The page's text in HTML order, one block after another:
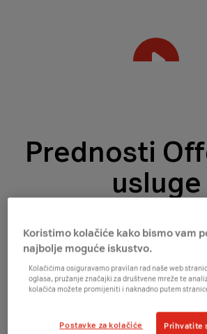
Prednosti
usluge
Koristimo kolačiće kako bismo vam
najbolje moguće iskustvo.
Kolačićima osiguravamo pravilan rad naše web
oglasa, pružanje značajki za društvene mreže te
kolačića možete promijeniti i naknadno putem
Postavke za kolačiće Prihvatite